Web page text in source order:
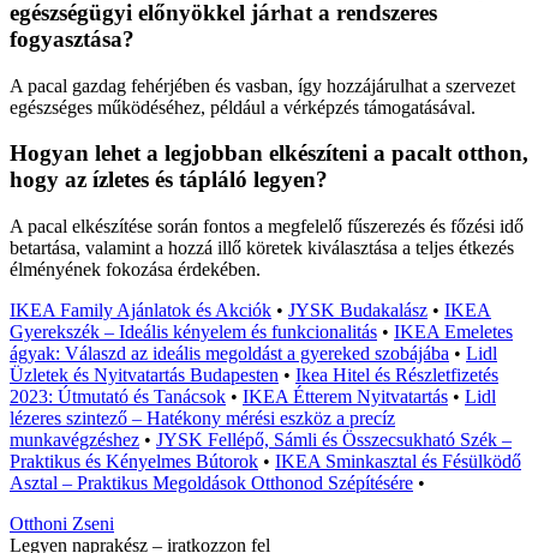
egészségügyi előnyökkel járhat a rendszeres
fogyasztása?
A pacal gazdag fehérjében és vasban, így hozzájárulhat a szervezet
egészséges működéséhez, például a vérképzés támogatásával.
Hogyan lehet a legjobban elkészíteni a pacalt otthon,
hogy az ízletes és tápláló legyen?
A pacal elkészítése során fontos a megfelelő fűszerezés és főzési idő
betartása, valamint a hozzá illő köretek kiválasztása a teljes étkezés
élményének fokozása érdekében.
IKEA Family Ajánlatok és Akciók • JYSK Budakalász • IKEA
Gyerekszék – Ideális kényelem és funkcionalitás • IKEA Emeletes
ágyak: Válaszd az ideális megoldást a gyereked szobájába • Lidl
Üzletek és Nyitvatartás Budapesten • Ikea Hitel és Részletfizetés
2023: Útmutató és Tanácsok • IKEA Étterem Nyitvatartás • Lidl
lézeres szintező – Hatékony mérési eszköz a precíz
munkavégzéshez • JYSK Fellépő, Sámli és Összecsukható Szék –
Praktikus és Kényelmes Bútorok • IKEA Sminkasztal és Fésülködő
Asztal – Praktikus Megoldások Otthonod Szépítésére •
Otthoni Zseni
Legyen naprakész – iratkozzon fel